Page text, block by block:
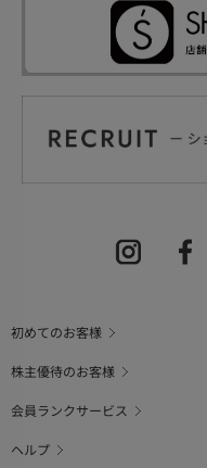
初めてのお客様
株主優待のお客様
会員ランクサービス
ヘルプ